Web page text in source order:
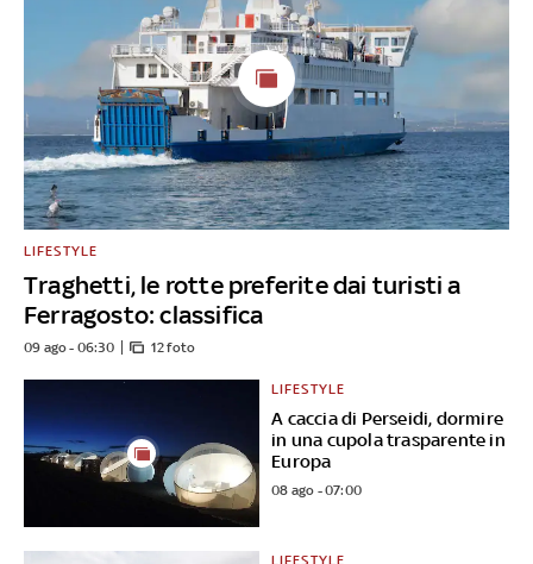
Traghetti, le rotte preferite dai turisti a
Ferragosto: classifica
LIFESTYLE
09 ago - 06:30 12 foto
A caccia di Perseidi, dormire
in una cupola trasparente in
Europa
LIFESTYLE
08 ago - 07:00
LIFESTYLE